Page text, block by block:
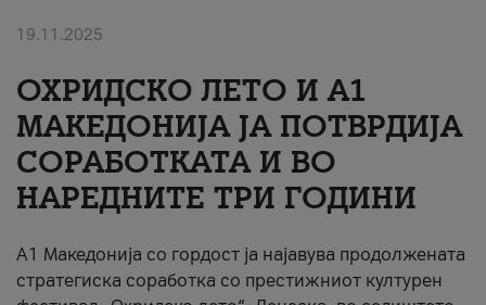
#ПодобарОнлајн
19.11.2025
ОХРИДСКО ЛЕТО И A1
МАКЕДОНИЈА ЈА ПОТВРДИЈА
СОРАБОТКАТА И ВО
НАРЕДНИТЕ ТРИ ГОДИНИ
A1 Македонија со гордост ја најавува продолжената
стратегиска соработка со престижниот културен